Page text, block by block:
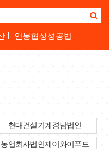
연봉협상성공법
현대건설기계경남법인
농업회사법인제이와이푸드